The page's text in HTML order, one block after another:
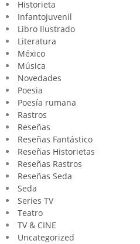
Historieta
Infantojuvenil
Libro Ilustrado
Literatura
México
Música
Novedades
Poesia
Poesía rumana
Rastros
Reseñas
Reseñas Fantástico
Reseñas Historietas
Reseñas Rastros
Reseñas Seda
Seda
Series TV
Teatro
TV & CINE
Uncategorized